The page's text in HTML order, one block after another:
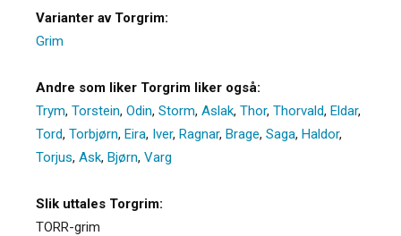
Varianter av Torgrim:
Grim
Andre som liker Torgrim liker også:
Trym, Torstein, Odin, Storm, Aslak, Thor, Thorvald, Eldar,
Tord, Torbjørn, Eira, Iver, Ragnar, Brage, Saga, Haldor,
Torjus, Ask, Bjørn, Varg
Slik uttales Torgrim:
TORR-grim